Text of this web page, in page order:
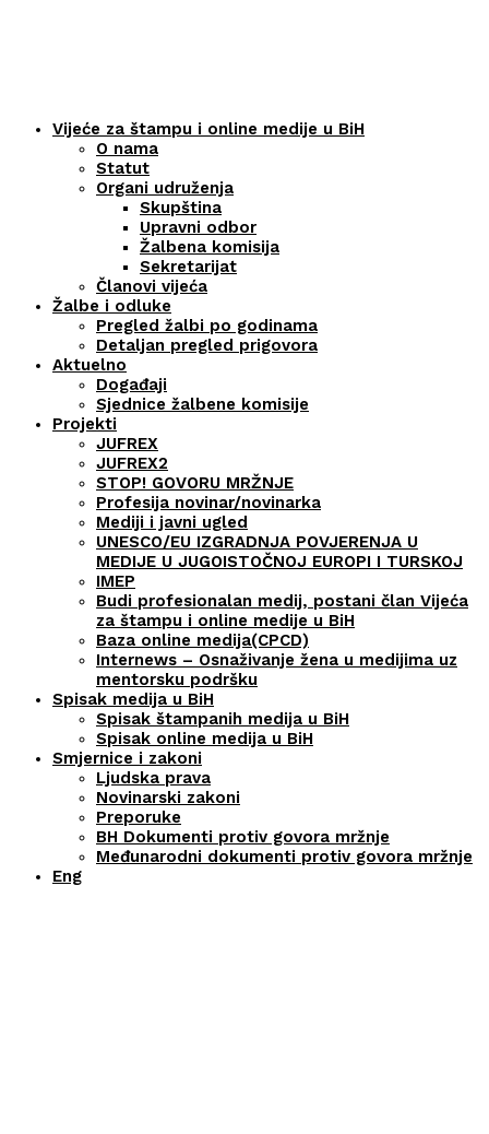
Vijeće za štampu i online medije u BiH
O nama
Statut
Organi udruženja
Skupština
Upravni odbor
Žalbena komisija
Sekretarijat
Članovi vijeća
Žalbe i odluke
Pregled žalbi po godinama
Detaljan pregled prigovora
Aktuelno
Događaji
Sjednice žalbene komisije
Projekti
JUFREX
JUFREX2
STOP! GOVORU MRŽNJE
Profesija novinar/novinarka
Mediji i javni ugled
UNESCO/EU IZGRADNJA POVJERENJA U
MEDIJE U JUGOISTOČNOJ EUROPI I TURSKOJ
IMEP
Budi profesionalan medij, postani član Vijeća
za štampu i online medije u BiH
Baza online medija(CPCD)
Internews – Osnaživanje žena u medijima uz
mentorsku podršku
Spisak medija u BiH
Spisak štampanih medija u BiH
Spisak online medija u BiH
Smjernice i zakoni
Ljudska prava
Novinarski zakoni
Preporuke
BH Dokumenti protiv govora mržnje
Međunarodni dokumenti protiv govora mržnje
Eng